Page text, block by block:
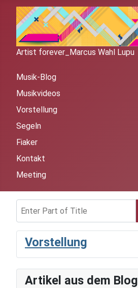
Artist forever_Marcus Wahl Lupu
Musik-Blog
Musikvideos
Vorstellung
Segeln
Fiaker
Kontakt
Meeting
Enter Part of Title
Vorstellung
Artikel aus dem Blog